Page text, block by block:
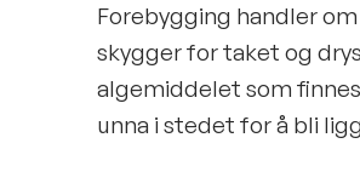
Forebygging handler
skygger for taket og
algemiddelet som
unna i stedet for å bli